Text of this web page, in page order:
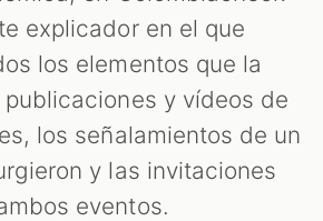
explicador en el que
los elementos que la
y vídeos de
los señalamientos de un
y las invitaciones
eventos.